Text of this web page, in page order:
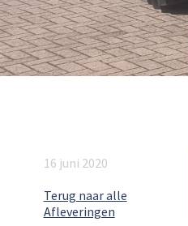
16 juni 2020
Terug naar alle
Afleveringen